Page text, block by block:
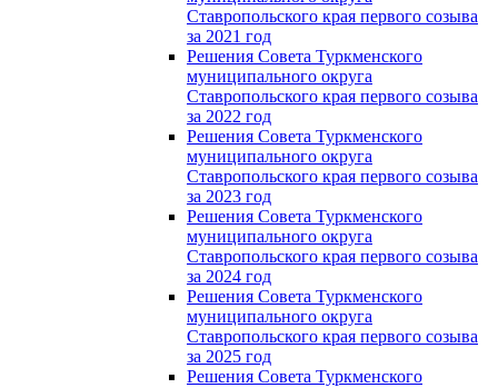
Ставропольского края первого созыва
за 2021 год
Решения Совета Туркменского
муниципального округа
Ставропольского края первого созыва
за 2022 год
Решения Совета Туркменского
муниципального округа
Ставропольского края первого созыва
за 2023 год
Решения Совета Туркменского
муниципального округа
Ставропольского края первого созыва
за 2024 год
Решения Совета Туркменского
муниципального округа
Ставропольского края первого созыва
за 2025 год
Решения Совета Туркменского